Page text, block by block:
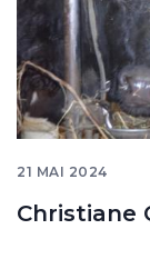
21 MAI 2024
Christiane